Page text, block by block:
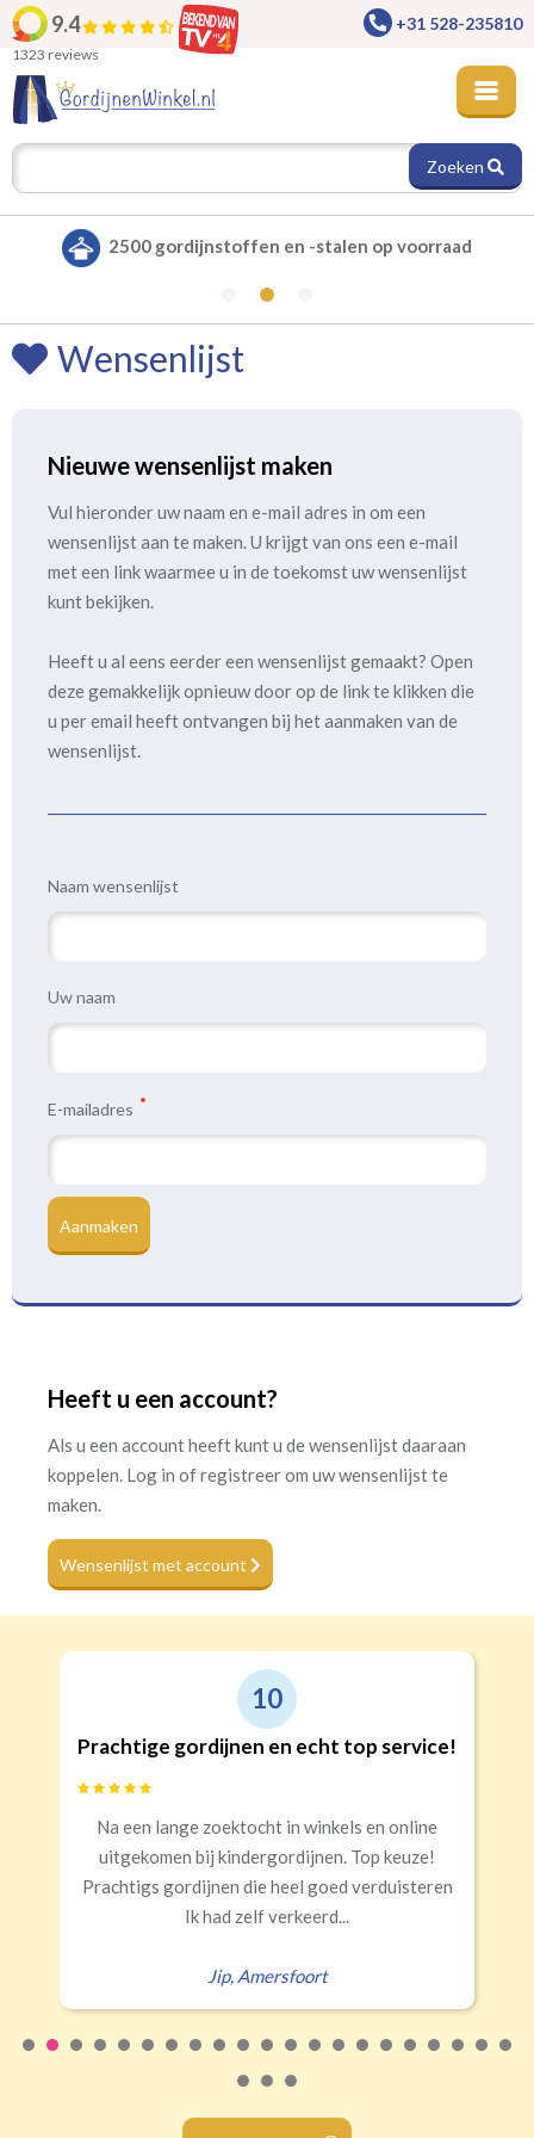
9.4
1323 reviews
+31 528-235810
Zoeken
2500 gordijnstoffen en -stalen op voorraad
Wensenlijst
Nieuwe wensenlijst maken
Vul hieronder uw naam en e-mail adres in om een
wensenlijst aan te maken. U krijgt van ons een e-mail
met een link waarmee u in de toekomst uw wensenlijst
kunt bekijken.
Heeft u al eens eerder een wensenlijst gemaakt? Open
deze gemakkelijk opnieuw door op de link te klikken die
u per email heeft ontvangen bij het aanmaken van de
wensenlijst.
Naam wensenlijst
Uw naam
E-mailadres
Aanmaken
Heeft u een account?
Als u een account heeft kunt u de wensenlijst daaraan
koppelen. Log in of registreer om uw wensenlijst te
maken.
Wensenlijst met account
10
Prachtige gordijnen en echt top service!
Na een lange zoektocht in winkels en online
uitgekomen bij kindergordijnen. Top keuze!
Prachtigs gordijnen die heel goed verduisteren
Ik had zelf verkeerd...
Jip, Amersfoort